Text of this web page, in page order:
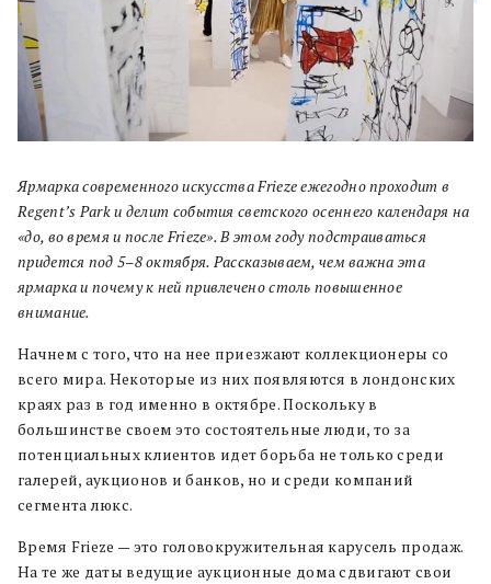
Ярмарка современного искусства Frieze ежегодно проходит в
Regent’s Park и делит события светского осеннего календаря на
«до, во время и после Frieze». В этом году подстраиваться
придется под 5–8 октября. Рассказываем, чем важна эта
ярмарка и почему к ней привлечено столь повышенное
внимание.
Начнем с того, что на нее приезжают коллекционеры со
всего мира. Некоторые из них появляются в лондонских
краях раз в год именно в октябре. Поскольку в
большинстве своем это состоятельные люди, то за
потенциальных клиентов идет борьба не только среди
галерей, аукционов и банков, но и среди компаний
сегмента люкс.
Время Frieze — это головокружительная карусель продаж.
На те же даты ведущие аукционные дома сдвигают свои